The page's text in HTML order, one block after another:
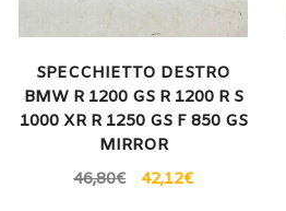
SPECCHIETTO DESTRO
BMW R 1200 GS R 1200 R S
1000 XR R 1250 GS F 850 GS
MIRROR
46,80€ 42,12€